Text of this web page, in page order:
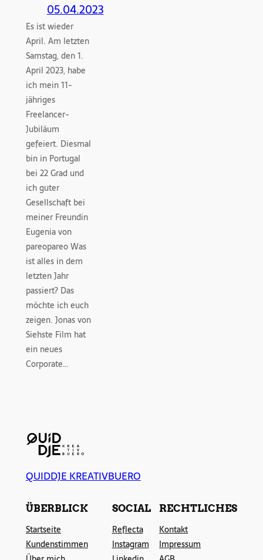
05.04.2023
Es ist wieder
April. Am letzten
Samstag, den 1.
April 2023, habe
ich mein 11-
jähriges
Freelancer-
Jubiläum
gefeiert. Diesmal
bin in Portugal
bei 22 Grad und
ich guter
Gesellschaft bei
meiner Freundin
Eugenia von
pareopareo Was
ist alles in dem
letzten Jahr
passiert? Das
möchte ich euch
zeigen. Jonas von
Siehste Film hat
ein neues
Corporate…
QUIDDJE KREATIVBUERO
ÜBERBLICK
Startseite
Kundenstimmen
SOCIAL
Reflecta
Instagram
RECHTLICHES
Kontakt
Impressum